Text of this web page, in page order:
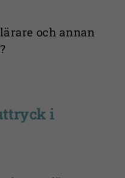
och annan
i
behövs för